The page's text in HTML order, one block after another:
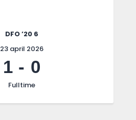
DFO ’20 6
23 april 2026
1- 0
Fulltime